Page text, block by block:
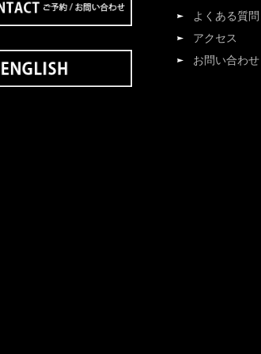
よくある質問
アクセス
お問い合わせ